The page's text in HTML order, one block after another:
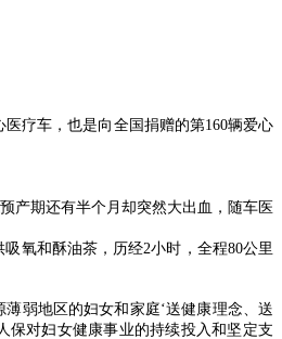
疗车，也是向全国捐赠的第160辆爱心
产期还有半个月却突然大出血，随车医
氧和酥油茶，历经2小时，全程80公里
弱地区的妇女和家庭‘送健康理念、送
保对妇女健康事业的持续投入和坚定支